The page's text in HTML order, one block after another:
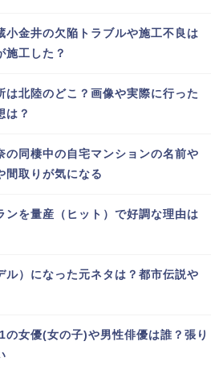
小金井の欠陥トラブルや施工不良は
施工した？
は北陸のどこ？画像や実際に行った
は？
の同棲中の自宅マンションの名前や
間取りが気になる
ンを量産（ヒット）で好調な理由は
ル）になった元ネタは？都市伝説や
の女優(女の子)や男性俳優は誰？張り